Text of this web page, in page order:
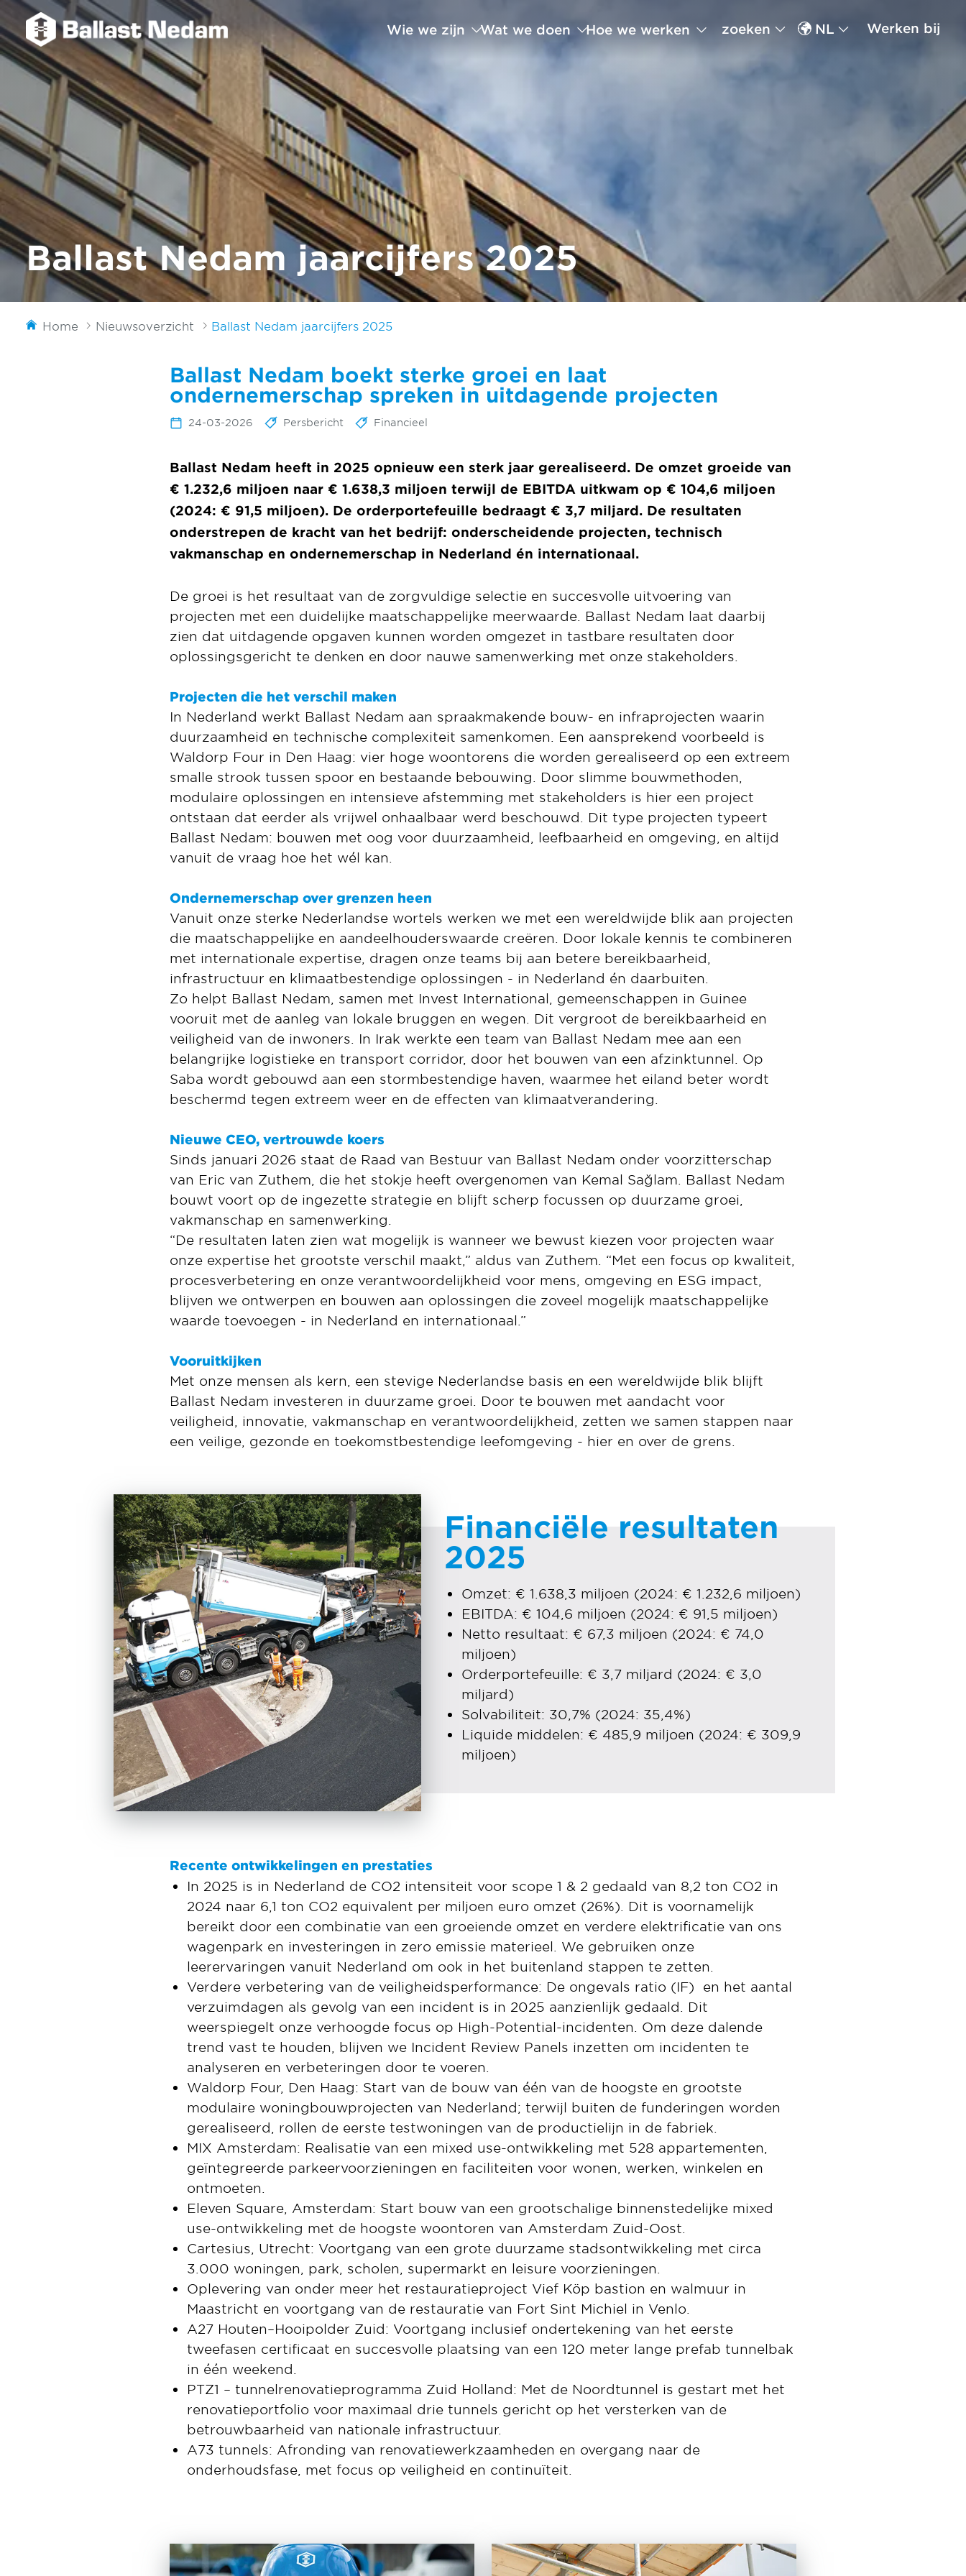
Werken bij
NL
zoeken
Wie we zijn Wat we doen Hoe we werken
Ballast Nedam jaarcijfers 2025
Home Nieuwsoverzicht Ballast Nedam jaarcijfers 2025
Ballast Nedam boekt sterke groei en laat
ondernemerschap spreken in uitdagende projecten
24-03-2026 Persbericht Financieel
Ballast Nedam heeft in 2025 opnieuw een sterk jaar gerealiseerd. De omzet groeide van
€ 1.232,6 miljoen naar € 1.638,3 miljoen terwijl de EBITDA uitkwam op € 104,6 miljoen
(2024: € 91,5 miljoen). De orderportefeuille bedraagt € 3,7 miljard. De resultaten
onderstrepen de kracht van het bedrijf: onderscheidende projecten, technisch
vakmanschap en ondernemerschap in Nederland én internationaal.
De groei is het resultaat van de zorgvuldige selectie en succesvolle uitvoering van
projecten met een duidelijke maatschappelijke meerwaarde. Ballast Nedam laat daarbij
zien dat uitdagende opgaven kunnen worden omgezet in tastbare resultaten door
oplossingsgericht te denken en door nauwe samenwerking met onze stakeholders.
Projecten die het verschil maken
In Nederland werkt Ballast Nedam aan spraakmakende bouw- en infraprojecten waarin
duurzaamheid en technische complexiteit samenkomen. Een aansprekend voorbeeld is
Waldorp Four in Den Haag: vier hoge woontorens die worden gerealiseerd op een extreem
smalle strook tussen spoor en bestaande bebouwing. Door slimme bouwmethoden,
modulaire oplossingen en intensieve afstemming met stakeholders is hier een project
ontstaan dat eerder als vrijwel onhaalbaar werd beschouwd. Dit type projecten typeert
Ballast Nedam: bouwen met oog voor duurzaamheid, leefbaarheid en omgeving, en altijd
vanuit de vraag hoe het wél kan.
Ondernemerschap over grenzen heen
Vanuit onze sterke Nederlandse wortels werken we met een wereldwijde blik aan projecten
die maatschappelijke en aandeelhouderswaarde creëren. Door lokale kennis te combineren
met internationale expertise, dragen onze teams bij aan betere bereikbaarheid,
infrastructuur en klimaatbestendige oplossingen - in Nederland én daarbuiten.
Zo helpt Ballast Nedam, samen met Invest International, gemeenschappen in Guinee
vooruit met de aanleg van lokale bruggen en wegen. Dit vergroot de bereikbaarheid en
veiligheid van de inwoners. In Irak werkte een team van Ballast Nedam mee aan een
belangrijke logistieke en transport corridor, door het bouwen van een afzinktunnel. Op
Saba wordt gebouwd aan een stormbestendige haven, waarmee het eiland beter wordt
beschermd tegen extreem weer en de effecten van klimaatverandering.
Nieuwe CEO, vertrouwde koers
Sinds januari 2026 staat de Raad van Bestuur van Ballast Nedam onder voorzitterschap
van Eric van Zuthem, die het stokje heeft overgenomen van Kemal Sağlam. Ballast Nedam
bouwt voort op de ingezette strategie en blijft scherp focussen op duurzame groei,
vakmanschap en samenwerking.
“De resultaten laten zien wat mogelijk is wanneer we bewust kiezen voor projecten waar
onze expertise het grootste verschil maakt,” aldus van Zuthem. “Met een focus op kwaliteit,
procesverbetering en onze verantwoordelijkheid voor mens, omgeving en ESG impact,
blijven we ontwerpen en bouwen aan oplossingen die zoveel mogelijk maatschappelijke
waarde toevoegen - in Nederland en internationaal.”
Vooruitkijken
Met onze mensen als kern, een stevige Nederlandse basis en een wereldwijde blik blijft
Ballast Nedam investeren in duurzame groei. Door te bouwen met aandacht voor
veiligheid, innovatie, vakmanschap en verantwoordelijkheid, zetten we samen stappen naar
een veilige, gezonde en toekomstbestendige leefomgeving - hier en over de grens.
Financiële resultaten
2025
Omzet: € 1.638,3 miljoen (2024: € 1.232,6 miljoen)
EBITDA: € 104,6 miljoen (2024: € 91,5 miljoen)
Netto resultaat: € 67,3 miljoen (2024: € 74,0
miljoen)
Orderportefeuille: € 3,7 miljard (2024: € 3,0
miljard)
Solvabiliteit: 30,7% (2024: 35,4%)
Liquide middelen: € 485,9 miljoen (2024: € 309,9
miljoen)
Recente ontwikkelingen en prestaties
In 2025 is in Nederland de CO2 intensiteit voor scope 1 & 2 gedaald van 8,2 ton CO2 in
2024 naar 6,1 ton CO2 equivalent per miljoen euro omzet (26%). Dit is voornamelijk
bereikt door een combinatie van een groeiende omzet en verdere elektrificatie van ons
wagenpark en investeringen in zero emissie materieel. We gebruiken onze
leerervaringen vanuit Nederland om ook in het buitenland stappen te zetten.
Verdere verbetering van de veiligheidsperformance: De ongevals ratio (IF) en het aantal
verzuimdagen als gevolg van een incident is in 2025 aanzienlijk gedaald. Dit
weerspiegelt onze verhoogde focus op High-Potential-incidenten. Om deze dalende
trend vast te houden, blijven we Incident Review Panels inzetten om incidenten te
analyseren en verbeteringen door te voeren.
Waldorp Four, Den Haag: Start van de bouw van één van de hoogste en grootste
modulaire woningbouwprojecten van Nederland; terwijl buiten de funderingen worden
gerealiseerd, rollen de eerste testwoningen van de productielijn in de fabriek.
MIX Amsterdam: Realisatie van een mixed use-ontwikkeling met 528 appartementen,
geïntegreerde parkeervoorzieningen en faciliteiten voor wonen, werken, winkelen en
ontmoeten.
Eleven Square, Amsterdam: Start bouw van een grootschalige binnenstedelijke mixed
use-ontwikkeling met de hoogste woontoren van Amsterdam Zuid-Oost.
Cartesius, Utrecht: Voortgang van een grote duurzame stadsontwikkeling met circa
3.000 woningen, park, scholen, supermarkt en leisure voorzieningen.
Oplevering van onder meer het restauratieproject Vief Köp bastion en walmuur in
Maastricht en voortgang van de restauratie van Fort Sint Michiel in Venlo.
A27 Houten–Hooipolder Zuid: Voortgang inclusief ondertekening van het eerste
tweefasen certificaat en succesvolle plaatsing van een 120 meter lange prefab tunnelbak
in één weekend.
PTZ1 – tunnelrenovatieprogramma Zuid Holland: Met de Noordtunnel is gestart met het
renovatieportfolio voor maximaal drie tunnels gericht op het versterken van de
betrouwbaarheid van nationale infrastructuur.
A73 tunnels: Afronding van renovatiewerkzaamheden en overgang naar de
onderhoudsfase, met focus op veiligheid en continuïteit.